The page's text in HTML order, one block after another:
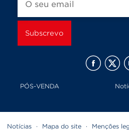
PÓS-VENDA
Notícias · Mapa do site · Menções